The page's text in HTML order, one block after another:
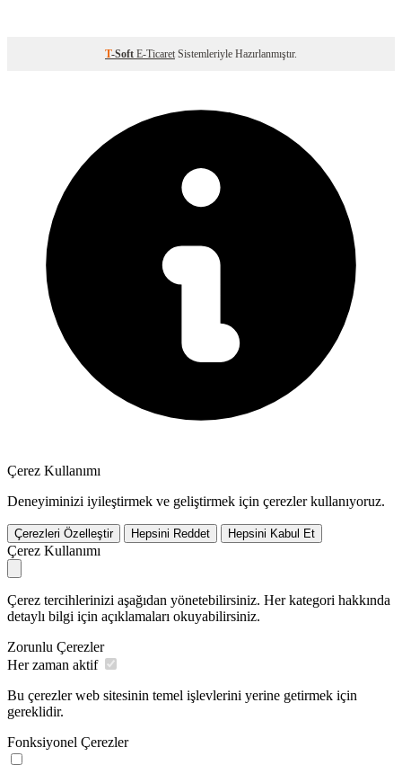
T-Soft E-Ticaret Sistemleriyle Hazırlanmıştır.
Çerez Kullanımı
Deneyiminizi iyileştirmek ve geliştirmek için çerezler kullanıyoruz.
Çerezleri Özelleştir Hepsini Reddet Hepsini Kabul Et
Çerez Kullanımı
Çerez tercihlerinizi aşağıdan yönetebilirsiniz. Her kategori hakkında
detaylı bilgi için açıklamaları okuyabilirsiniz.
Zorunlu Çerezler
Her zaman aktif
Bu çerezler web sitesinin temel işlevlerini yerine getirmek için
gereklidir.
Fonksiyonel Çerezler